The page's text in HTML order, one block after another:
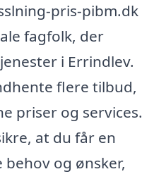
pris-pibm.dk
fagfolk, der
i Errindlev.
flere tilbud,
priser og services.
at du får en
og ønsker,